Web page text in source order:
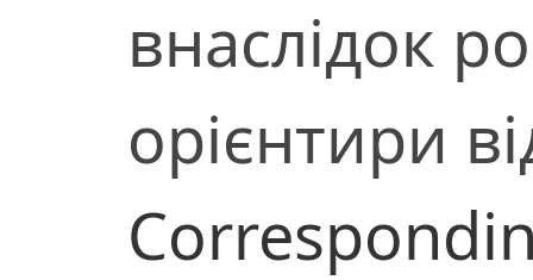
внаслідок
орієнтири